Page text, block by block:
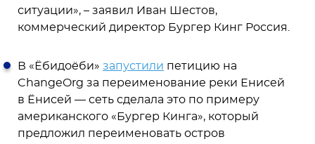
ситуации», – заявил Иван Шестов,
коммерческий директор Бургер Кинг Россия.
В «Ёбидоёби» запустили петицию на
ChangeOrg за переименование реки Енисей
в Ёнисей — сеть сделала это по примеру
американского «Бургер Кинга», который
предложил переименовать остров